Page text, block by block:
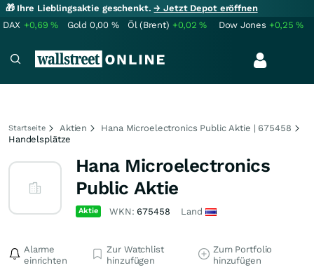
🎁 Ihre Lieblingsaktie geschenkt.→ Jetzt Depot eröffnen
DAX +0,69% Gold 0,00 % Öl (Brent) +0,02% Dow Jones +0,25%
Startseite Aktien
Hana Microelectronics Public Aktie | 675458
Handelsplätze
Hana Microelectronics
Public Aktie
Aktie WKN: 675458 Land
Alarme
einrichten
Zur Watchlist
hinzufügen
Zum Portfolio
hinzufügen